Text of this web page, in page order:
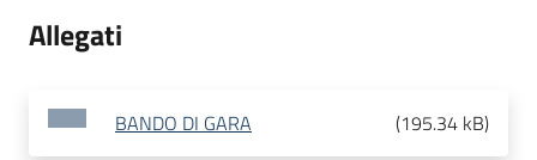
Allegati
BANDO DI GARA (195.34 kB)